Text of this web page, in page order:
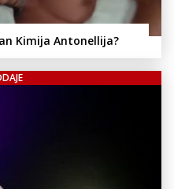
Kimija Antonellija?